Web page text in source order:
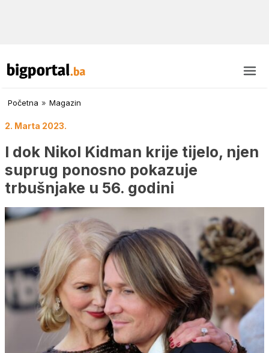
Početna » Magazin
2. Marta 2023.
I dok Nikol Kidman krije tijelo, njen
suprug ponosno pokazuje
trbušnjake u 56. godini